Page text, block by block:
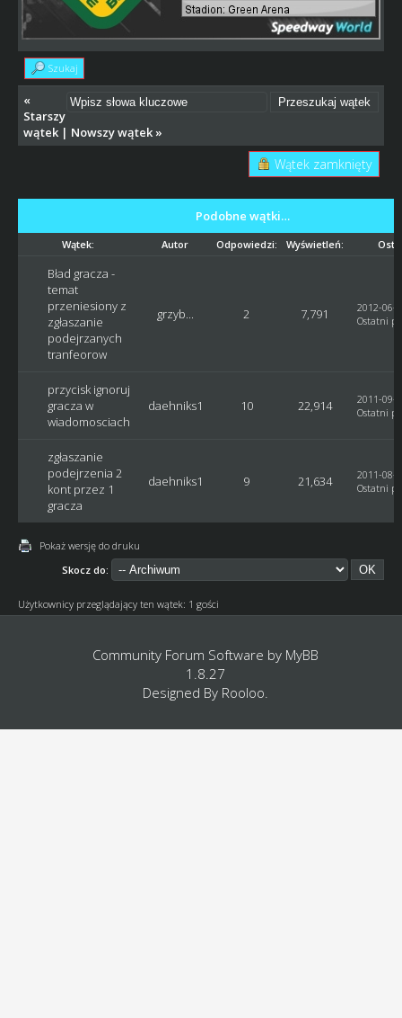
Szukaj
«
Starszy
wątek| Nowszy wątek»
Wątek zamknięty
Podobne wątki…
Wątek: Autor Odpowiedzi: Wyświetleń:
Bład gracza -
temat
przeniesiony z
zgłaszanie
podejrzanych
tranfeorow
grzyb... 2 7,791
2012-06-
Ostatni
przycisk ignoruj
gracza w
wiadomosciach
daehniks1 10 22,914
2011-09-
Ostatni
zgłaszanie
podejrzenia 2
kont przez 1
gracza
daehniks1 9 21,634
2011-08-
Ostatni
Pokaż wersję do druku
Skocz do:
Użytkownicy przeglądający ten wątek: 1 gości
Community Forum Software by MyBB
1.8.27
Designed By Rooloo.